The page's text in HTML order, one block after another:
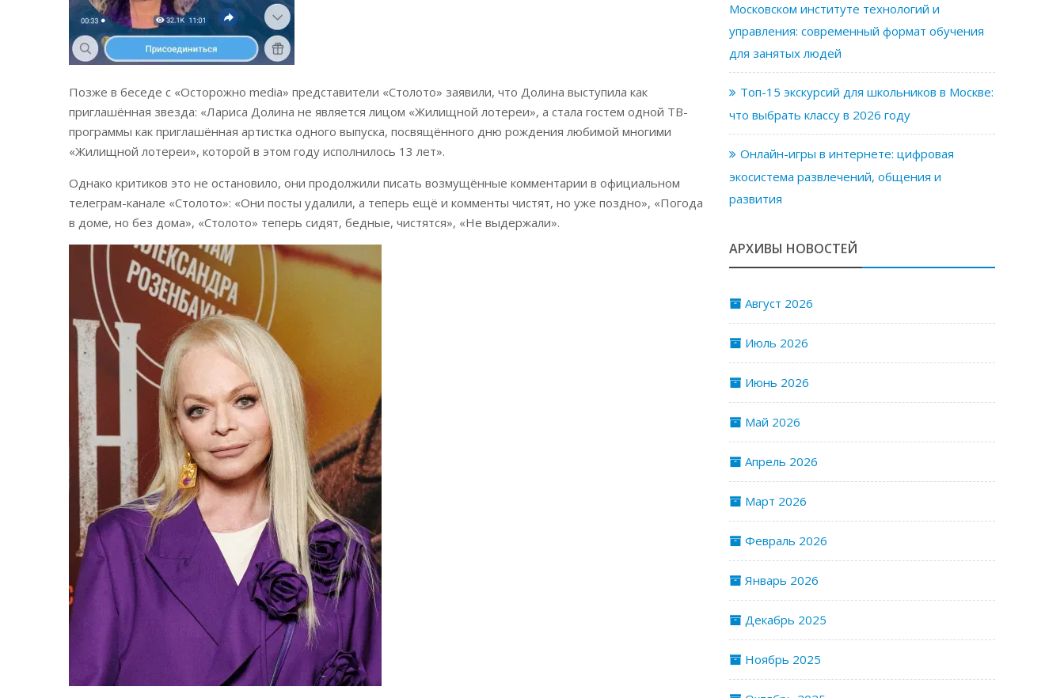
Позже в беседе с «Осторожно media» представители «Столото» заявили, что Долина выступила как
приглашённая звезда: «Лариса Долина не является лицом «Жилищной лотереи», а стала гостем одной ТВ-
программы как приглашённая артистка одного выпуска, посвящённого дню рождения любимой многими
«Жилищной лотереи», которой в этом году исполнилось 13 лет».
Однако критиков это не остановило, они продолжили писать возмущённые комментарии в официальном
телеграм-канале «Столото»: «Они посты удалили, а теперь ещё и комменты чистят, но уже поздно», «Погода
в доме, но без дома», «Столото» теперь сидят, бедные, чистятся», «Не выдержали».
Московском институте технологий и
управления: современный формат обучения
для занятых людей
Топ-15 экскурсий для школьников в Москве:
что выбрать классу в 2026 году
Онлайн-игры в интернете: цифровая
экосистема развлечений, общения и
развития
АРХИВЫ НОВОСТЕЙ
Август 2026
Июль 2026
Июнь 2026
Май 2026
Апрель 2026
Март 2026
Февраль 2026
Январь 2026
Декабрь 2025
Ноябрь 2025